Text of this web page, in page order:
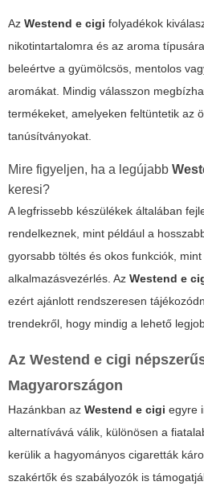
Az Westend e cigi folyadékok
nikotintartalomra és az aroma
beleértve a gyümölcsös, mentolos
aromákat. Mindig válasszon
termékeket, amelyeken feltüntetik az
tanúsítványokat.
Mire figyeljen, ha a legújabb
keresi?
A legfrissebb készülékek általában
rendelkeznek, mint például a
gyorsabb töltés és okos funkciók,
alkalmazásvezérlés. Az Westend e
ezért ajánlott rendszeresen
trendekről, hogy mindig a lehető
Az Westend e cigi
Magyarországon
Hazánkban az Westend e cigi egyre
alternatívává válik, különösen a
kerülik a hagyományos cigaretták
szakértők és szabályozók is